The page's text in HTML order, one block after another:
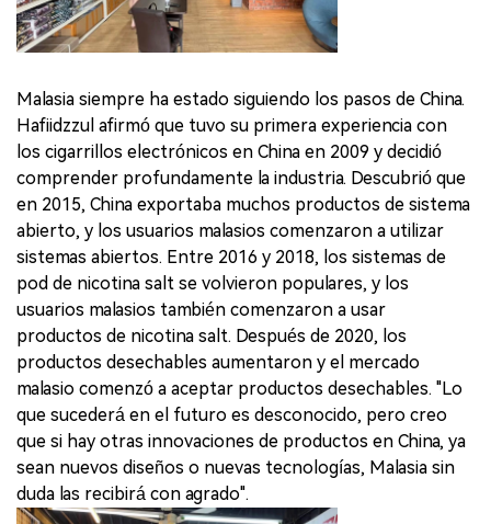
Malasia siempre ha estado siguiendo los pasos de China.
Hafiidzzul afirmó que tuvo su primera experiencia con
los cigarrillos electrónicos en China en 2009 y decidió
comprender profundamente la industria. Descubrió que
en 2015, China exportaba muchos productos de sistema
abierto, y los usuarios malasios comenzaron a utilizar
sistemas abiertos. Entre 2016 y 2018, los sistemas de
pod de nicotina salt se volvieron populares, y los
usuarios malasios también comenzaron a usar
productos de nicotina salt. Después de 2020, los
productos desechables aumentaron y el mercado
malasio comenzó a aceptar productos desechables. "Lo
que sucederá en el futuro es desconocido, pero creo
que si hay otras innovaciones de productos en China, ya
sean nuevos diseños o nuevas tecnologías, Malasia sin
duda las recibirá con agrado".